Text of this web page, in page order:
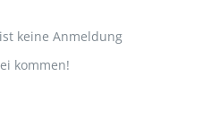
keine Anmeldung
kommen!